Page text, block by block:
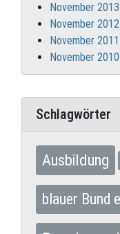
November 2013
November 2012
November 2011
November 2010
Schlagwörter
Ausbildung
blauer Bund